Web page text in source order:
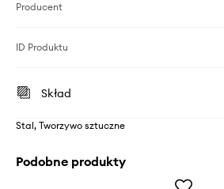
Producent
ID Produktu
Skład
Stal, Tworzywo sztuczne
Podobne produkty